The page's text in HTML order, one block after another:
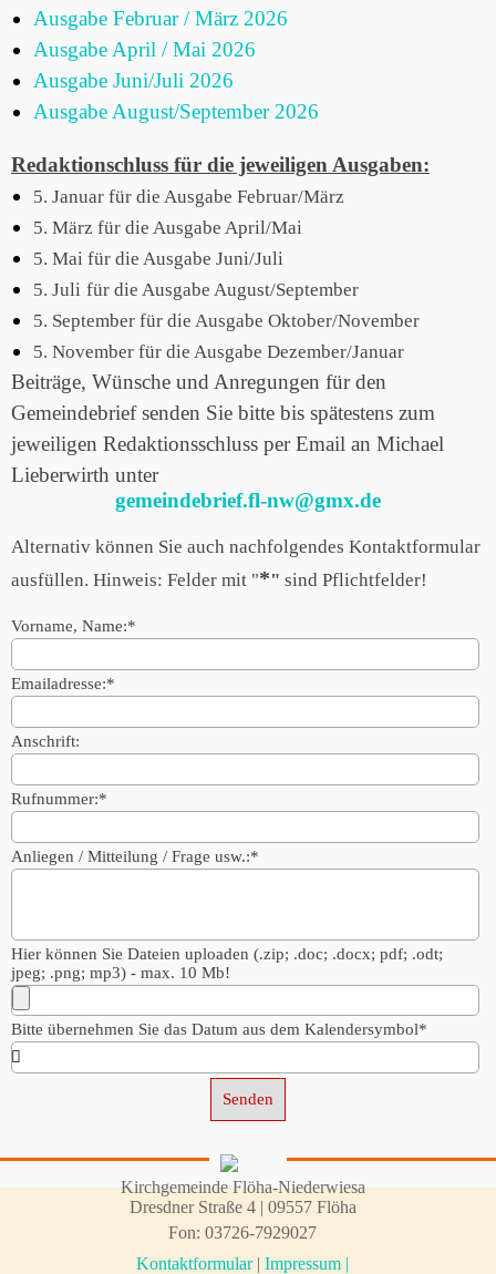
Ausgabe Februar / März 2026
Ausgabe April / Mai 2026
Ausgabe Juni/Juli 2026
Ausgabe August/September 2026
Redaktionschluss für die jeweiligen Ausgaben:
5. Januar für die Ausgabe Februar/März
5. März für die Ausgabe April/Mai
5. Mai für die Ausgabe Juni/Juli
5. Juli für die Ausgabe August/September
5. September für die Ausgabe Oktober/November
5. November für die Ausgabe Dezember/Januar
Beiträge, Wünsche und Anregungen für den
Gemeindebrief senden Sie bitte bis spätestens zum
jeweiligen Redaktionsschluss per Email an Michael
Lieberwirth unter
gemeindebrief.fl-nw@gmx.de
Alternativ können Sie auch nachfolgendes Kontaktformular
ausfüllen. Hinweis: Felder mit "*" sind Pflichtfelder!
Vorname, Name:*
Emailadresse:*
Anschrift:
Rufnummer:*
Anliegen / Mitteilung / Frage usw.:*
Hier können Sie Dateien uploaden (.zip; .doc; .docx; pdf; .odt;
jpeg; .png; mp3) - max. 10 Mb!
Bitte übernehmen Sie das Datum aus dem Kalendersymbol*
Kirchgemeinde Flöha-Niederwiesa
Dresdner Straße 4 | 09557 Flöha
Fon: 03726-7929027
Kontaktformular | Impressum |